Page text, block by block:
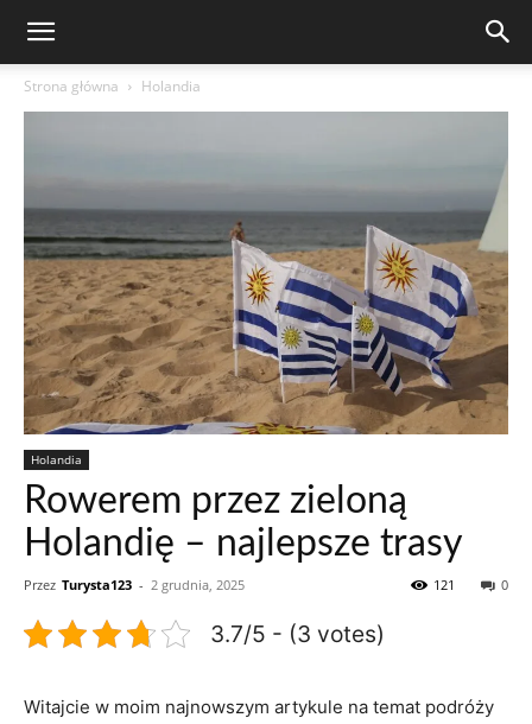
Strona główna Holandia
Holandia
Rowerem przez zieloną
Holandię – najlepsze trasy
Przez Turysta123 - 2 grudnia, 2025 0
121
3.7/5 - (3 votes)
Witajcie w moim najnowszym artykule na⁢ temat podróży